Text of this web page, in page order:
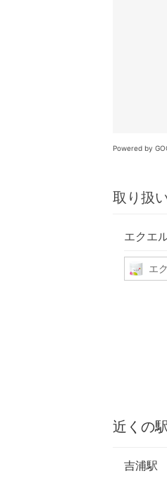
Powered by
取り扱
エクエ
エ
近くの駅
吉浦駅